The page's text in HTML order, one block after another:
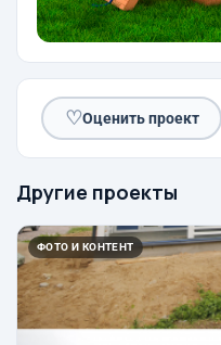
♡Оценить проект
Другие проекты
ФОТО И КОНТЕНТ